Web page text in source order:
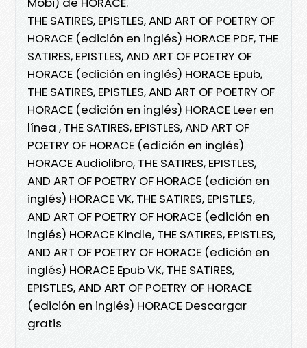
THE SATIRES, EPISTLES, AND ART OF POETRY OF
HORACE (edición en inglés) HORACE PDF, THE
SATIRES, EPISTLES, AND ART OF POETRY OF
HORACE (edición en inglés) HORACE Epub,
THE SATIRES, EPISTLES, AND ART OF POETRY OF
HORACE (edición en inglés) HORACE Leer en
línea , THE SATIRES, EPISTLES, AND ART OF
POETRY OF HORACE (edición en inglés)
HORACE Audiolibro, THE SATIRES, EPISTLES,
AND ART OF POETRY OF HORACE (edición en
inglés) HORACE VK, THE SATIRES, EPISTLES,
AND ART OF POETRY OF HORACE (edición en
inglés) HORACE Kindle, THE SATIRES, EPISTLES,
AND ART OF POETRY OF HORACE (edición en
inglés) HORACE Epub VK, THE SATIRES,
EPISTLES, AND ART OF POETRY OF HORACE
(edición en inglés) HORACE Descargar
gratis